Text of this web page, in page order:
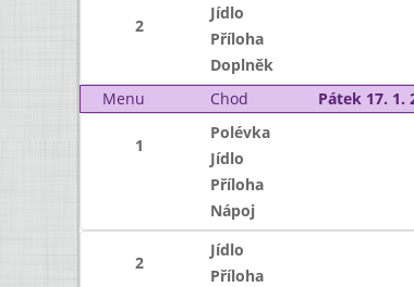
2
Jídlo
Příloha
Doplněk
Menu
Chod Pátek 17. 1.
1
Polévka
Jídlo
Příloha
Nápoj
2
Jídlo
Příloha